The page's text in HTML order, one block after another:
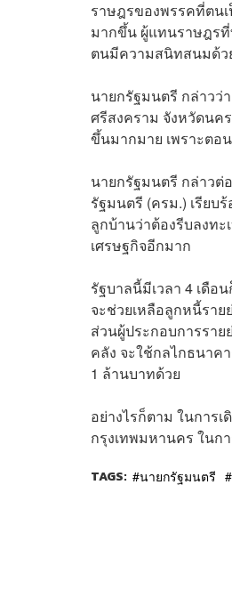
ราษฎรของพรรคที่ตน
มากขึ้น ผู้แทนราษฎร
ตนมีความสนิทสนมด้ว
นายกรัฐมนตรี กล่าวว่
ศรีสงคราม จังหวัดน
ขึ้นมากมาย เพราะตอ
นายกรัฐมนตรี กล่าว
รัฐมนตรี (ครม.) เรียบ
ลูกบ้านว่าต้องรีบลงทะ
เศรษฐกิจอีกมาก
รัฐบาลนี้มีเวลา 4 เดื
จะช่วยเหลือลูกหนี้รา
ส่วนผู้ประกอบการราย
คลัง จะใช้กลไกธนาค
1 ล้านบาทด้วย
อย่างไรก็ตาม ในการ
กรุงเทพมหานคร ในก
TAGS: นายกรัฐมนตรี